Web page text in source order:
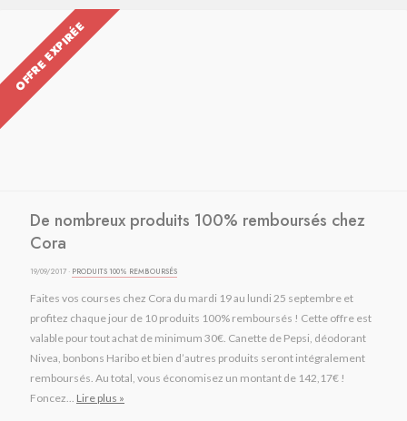
OFFRE EXPIRÉE
De nombreux produits 100% remboursés chez
Cora
19/09/2017 · PRODUITS 100% REMBOURSÉS
Faites vos courses chez Cora du mardi 19 au lundi 25 septembre et
profitez chaque jour de 10 produits 100% remboursés ! Cette offre est
valable pour tout achat de minimum 30€. Canette de Pepsi, déodorant
Nivea, bonbons Haribo et bien d’autres produits seront intégralement
remboursés. Au total, vous économisez un montant de 142,17€ !
Foncez... Lire plus »